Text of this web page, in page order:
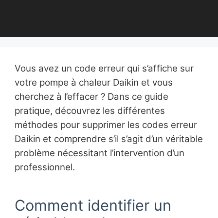
Vous avez un code erreur qui s’affiche sur
votre pompe à chaleur Daikin et vous
cherchez à l’effacer ? Dans ce guide
pratique, découvrez les différentes
méthodes pour supprimer les codes erreur
Daikin et comprendre s’il s’agit d’un véritable
problème nécessitant l’intervention d’un
professionnel.
Comment identifier un